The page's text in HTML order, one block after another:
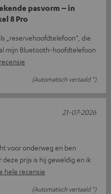
pasvorm – in
8 Pro
„reservehoofdtelefoon”, die
mijn Bluetooth-hoofdtelefoon
(Automatisch vertaald *)
voor onderweg en ben
prijs is hij geweldig en ik
hele recensie
(Automatisch vertaald *)
21-07-2026